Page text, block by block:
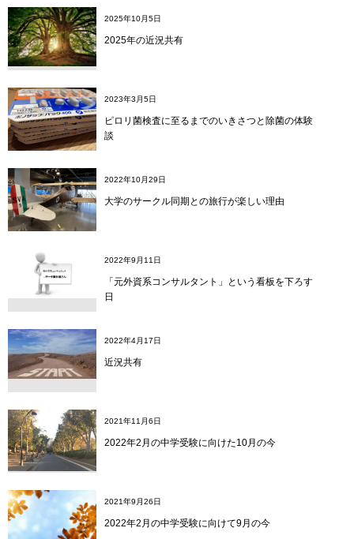
2025年10月5日
2025年の近況共有
2023年3月5日
ピロリ菌検査に至るまでのいきさつと除菌の体験
談
2022年10月29日
大学のサークル同期との旅行が楽しい理由
2022年9月11日
「元外資系コンサルタント」という看板を下ろす
日
2022年4月17日
近況共有
2021年11月6日
2022年2月の中学受験に向けた10月の今
2021年9月26日
2022年2月の中学受験に向けて9月の今